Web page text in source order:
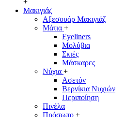
+
Μακιγιάζ
Αξεσουάρ Μακιγιάζ
Μάτια +
Eyeliners
Μολύβια
Σκιές
Μάσκαρες
Νύχια +
Ασετόν
Βερνίκια Νυχιών
Περιποίηση
Πινέλα
Πρόσωπο +